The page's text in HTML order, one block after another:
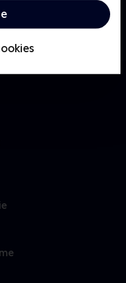
mennesker.
når de realiserer
til nye haveanlæg